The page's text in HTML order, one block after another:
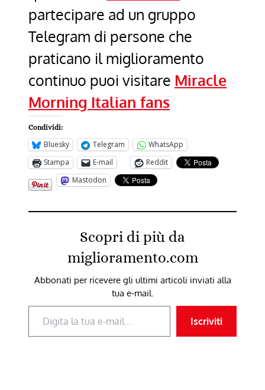
partecipare ad un gruppo
Telegram di persone che
praticano il miglioramento
continuo puoi visitare Miracle
Morning Italian fans
Condividi:
Bluesky Telegram
WhatsApp
Stampa
E-mail
Reddit
Mastodon
Scopri di più da
miglioramento.com
Abbonati per ricevere gli ultimi articoli inviati alla
tua e-mail.
Digita la tua e-mail...
Iscriviti